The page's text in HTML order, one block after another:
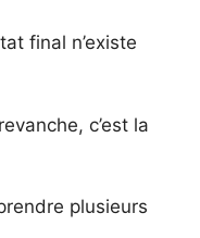
final n’existe
c’est la
plusieurs